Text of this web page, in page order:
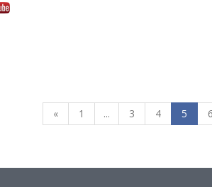
« 1 ... 3 4 5 6